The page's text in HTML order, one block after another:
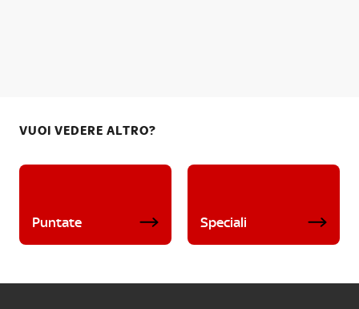
VUOI VEDERE ALTRO?
Puntate Speciali